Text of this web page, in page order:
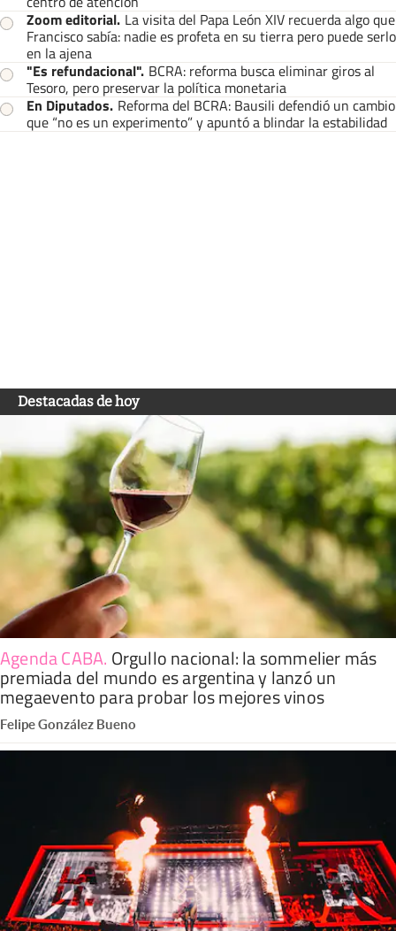
Zoom editorial. La visita del Papa León XIV recuerda algo que
Francisco sabía: nadie es profeta en su tierra pero puede serlo
en la ajena
"Es refundacional". BCRA: reforma busca eliminar giros al
Tesoro, pero preservar la política monetaria
En Diputados. Reforma del BCRA: Bausili defendió un cambio
que “no es un experimento” y apuntó a blindar la estabilidad
Destacadas de hoy
Agenda CABA. Orgullo nacional: la sommelier más
premiada del mundo es argentina y lanzó un
megaevento para probar los mejores vinos
Felipe González Bueno